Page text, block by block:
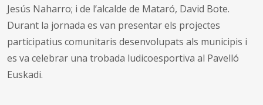
Jesús Naharro; i de l’alcalde de Mataró, David Bote.
Durant la jornada es van presentar els projectes
participatius comunitaris desenvolupats als municipis i
es va celebrar una trobada ludicoesportiva al Pavelló
Euskadi.